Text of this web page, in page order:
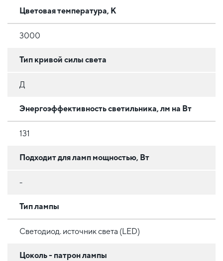
Цветовая температура, К
3000
Тип кривой силы света
Д
Энергоэффективность светильника, лм на Вт
131
Подходит для ламп мощностью, Вт
-
Тип лампы
Светодиод. источник света (LED)
Цоколь - патрон лампы